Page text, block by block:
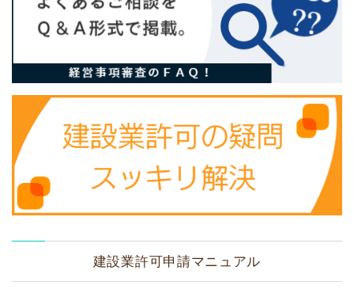
建設業許可申請マニュアル